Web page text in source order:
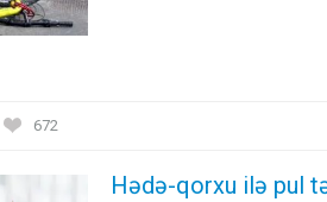
672
Hədə-qorxu ilə pul